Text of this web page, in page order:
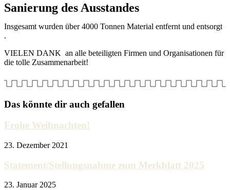
Sanierung des Ausstandes
Insgesamt wurden über 4000 Tonnen Material entfernt und entsorgt
.
VIELEN DANK an alle beteiligten Firmen und Organisationen für
die tolle Zusammenarbeit!
Das könnte dir auch gefallen
Frohe Weihnachten!
23. Dezember 2021
Statement/Stellungsnahme zum Merkblatt 2025
23. Januar 2025